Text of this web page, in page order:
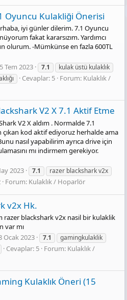
Oyuncu Kulakliği Öneri̇si̇
iyi günler dilerim. 7.1 Oyuncu
fakat kararsızım. Yardımcı
olurum. -Mümkünse en fazla 600TL
Tem 2023 7.1
kulak üstü kulaklık
Cevaplar: 5 Forum: Kulaklık /
V2 X 7.1 Aktif Etme
V2 X aldım . Normalde 7.1
kod aktif ediyoruz herhalde ama
nasıl yapabilirim ayrıca drive için
mı indirmem gerekiyor.
2023 7.1
razer blackshark v2x
Forum: Kulaklık / Hoparlör
v2x Hk.
razer blackshark v2x nasil bir kulaklik
var mı
Ocak 2023 7.1
gamingkulaklik
Cevaplar: 5 Forum: Kulaklık /
Kulaklık Öneri (15